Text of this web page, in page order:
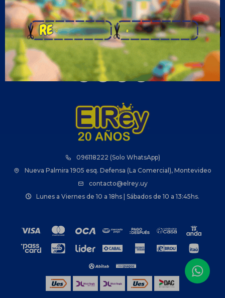
096118222 (Solo WhatsApp)
Nueva Palmira 1905 esq. Defensa (La Comercial), Montevideo
contacto@elrey.uy
Lunes a Viernes de 10 a 18hs | Sábados de 10 a 13:45hs.
¡Suscribite y recibí todas nuestras novedades!
SUSCRIBIRME
¡Seguinos!
 